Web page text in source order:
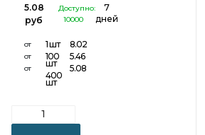
5.08
руб
Доступно:
10000
7
дней
от
от
от
1 шт
100
шт
400
шт
8.02
5.46
5.08